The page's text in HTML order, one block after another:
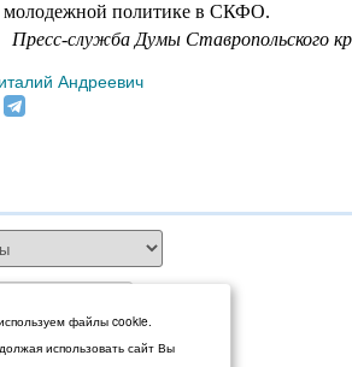
молодежной политике в СКФО.
Пресс-служба Думы Ставропольского
Андреевич
файлы cookie.
использовать сайт Вы